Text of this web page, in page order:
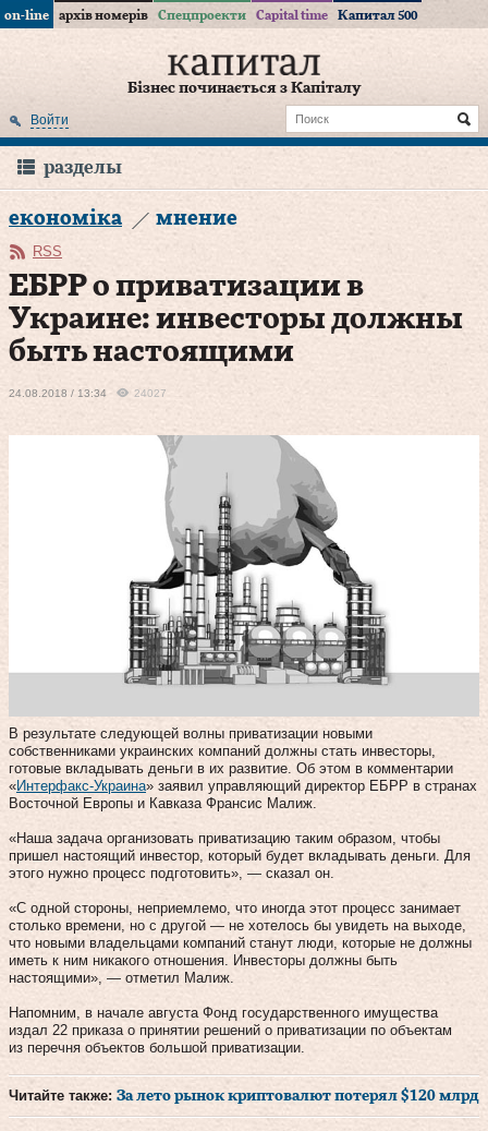
on-line архів номерів Спецпроекти Capital time Капитал 500
Бізнес починається з Капіталу
Войти
разделы
економіка мнение
RSS
ЕБРР о приватизации в
Украине: инвесторы должны
быть настоящими
24.08.2018 / 13:34 24027
В результате следующей волны приватизации новыми
собственниками украинских компаний должны стать инвесторы,
готовые вкладывать деньги в их развитие. Об этом в комментарии
«Интерфакс-Украина» заявил управляющий директор ЕБРР в странах
Восточной Европы и Кавказа Франсис Малиж.
«Наша задача организовать приватизацию таким образом, чтобы
пришел настоящий инвестор, который будет вкладывать деньги. Для
этого нужно процесс подготовить», — сказал он.
«С одной стороны, неприемлемо, что иногда этот процесс занимает
столько времени, но с другой — не хотелось бы увидеть на выходе,
что новыми владельцами компаний станут люди, которые не должны
иметь к ним никакого отношения. Инвесторы должны быть
настоящими», — отметил Малиж.
Напомним, в начале августа Фонд государственного имущества
издал 22 приказа о принятии решений о приватизации по объектам
из перечня объектов большой приватизации.
Читайте также: За лето рынок криптовалют потерял $120 млрд